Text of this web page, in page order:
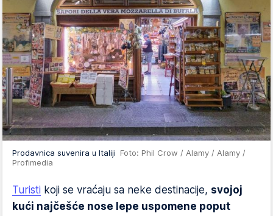
Prodavnica suvenira u Italiji Foto: Phil Crow / Alamy / Alamy /
Profimedia
Turisti koji se vraćaju sa neke destinacije, svojoj
kući najčešće nose lepe uspomene poput